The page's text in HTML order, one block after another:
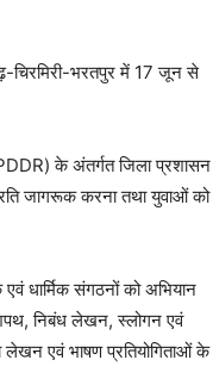
चिरमिरी-भरतपुर में 17 जून से
के अंतर्गत जिला प्रशासन
जागरूक करना तथा युवाओं को
धार्मिक संगठनों को अभियान
शपथ, निबंध लेखन, स्लोगन एवं
लेखन एवं भाषण प्रतियोगिताओं के